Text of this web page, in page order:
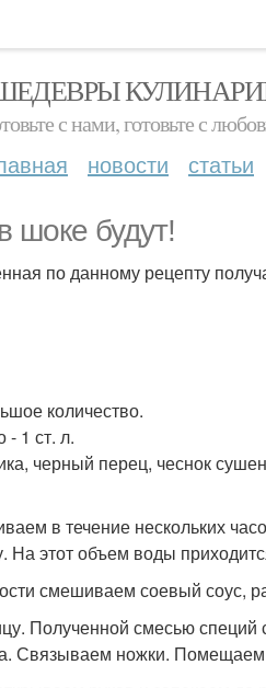
с нами, готовьте с
новости статьи
шоке будут!
по данному рецепту
количество.
- 1 ст. л.
черный перец, чеснок
в течение нескольких
На этот объем воды
смешиваем соевый соус,
Полученной смесью
Связываем ножки. Помещаем